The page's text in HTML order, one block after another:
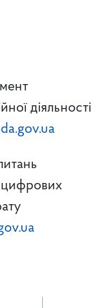
діяльності
цифрових